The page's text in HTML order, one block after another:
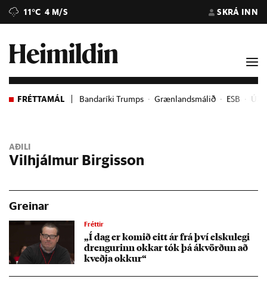
11°C 4 M/S SKRÁ INN
FRÉTTAMÁL Bandaríki Trumps Grænlandsmálið ESB
AÐILI
Vilhjálmur Birgisson
Greinar
Fréttir
„Í dag er kom­ið eitt ár frá því elsku­legi
dreng­ur­inn okk­ar tók þá ákvörð­un að
kveðja okk­ur“